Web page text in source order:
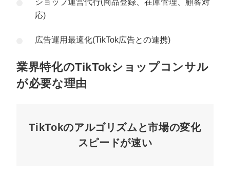
ショップ運営代行(商品登録、在庫管理、顧客対
応)
広告運用最適化(TikTok広告との連携)
業界特化のTikTokショップコンサル
が必要な理由
TikTokのアルゴリズムと市場の変化
スピードが速い